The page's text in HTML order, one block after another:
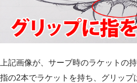
上記画像が、サーブ時のラケットの
指の2本でラケットを持ち、グリップ